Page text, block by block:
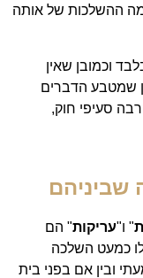
מה ההשלכות של אותה
וכמובן שאין
שמטבע הדברים
סעיפי חוק,
שביניהם
" ו"עריקות" הם
כמעט השלכה
ובין אם בפני בית